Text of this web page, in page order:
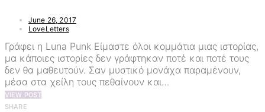
June 26, 2017
LoveLetters
Γράφει η Luna Punk Είμαστε όλοι κομμάτια μιας ιστορίας,
μα κάποιες ιστορίες δεν γράφτηκαν ποτέ και ποτέ τους
δεν θα μαθευτούν. Σαν μυστικό μονάχα παραμένουν,
μέσα στα χείλη τους πεθαίνουν και…
VIEW POST
SHARE